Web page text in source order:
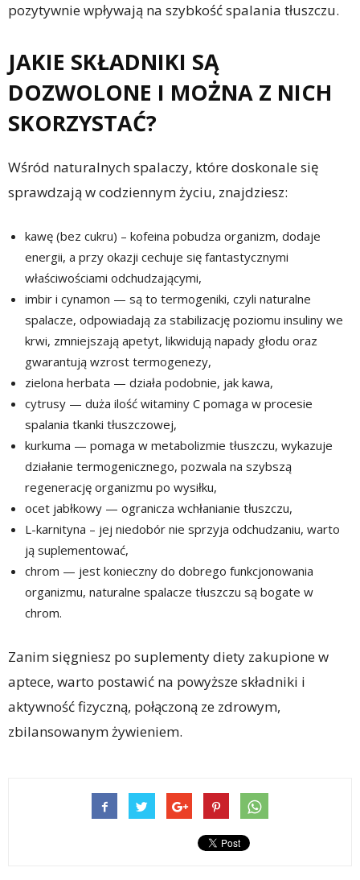
pozytywnie wpływają na szybkość spalania tłuszczu.
JAKIE SKŁADNIKI SĄ
DOZWOLONE I MOŻNA Z NICH
SKORZYSTAĆ?
Wśród naturalnych spalaczy, które doskonale się
sprawdzają w codziennym życiu, znajdziesz:
kawę (bez cukru) – kofeina pobudza organizm, dodaje
energii, a przy okazji cechuje się fantastycznymi
właściwościami odchudzającymi,
imbir i cynamon — są to termogeniki, czyli naturalne
spalacze, odpowiadają za stabilizację poziomu insuliny we
krwi, zmniejszają apetyt, likwidują napady głodu oraz
gwarantują wzrost termogenezy,
zielona herbata — działa podobnie, jak kawa,
cytrusy — duża ilość witaminy C pomaga w procesie
spalania tkanki tłuszczowej,
kurkuma — pomaga w metabolizmie tłuszczu, wykazuje
działanie termogenicznego, pozwala na szybszą
regenerację organizmu po wysiłku,
ocet jabłkowy — ogranicza wchłanianie tłuszczu,
L-karnityna – jej niedobór nie sprzyja odchudzaniu, warto
ją suplementować,
chrom — jest konieczny do dobrego funkcjonowania
organizmu, naturalne spalacze tłuszczu są bogate w
chrom.
Zanim sięgniesz po suplementy diety zakupione w
aptece, warto postawić na powyższe składniki i
aktywność fizyczną, połączoną ze zdrowym,
zbilansowanym żywieniem.